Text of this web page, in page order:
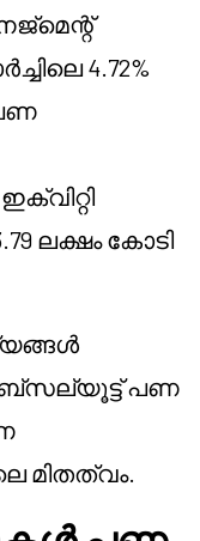
4.72%
ലക്ഷം കോടി
പണ
മിതത്വം.